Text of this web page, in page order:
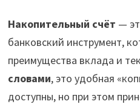
Накопительный счёт —
банковский инструмент,
преимущества вклада и
словами, это удобная
доступны, но при этом